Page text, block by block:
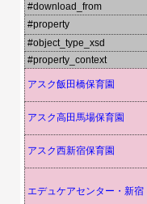
#download_from
#property
#object_type_xsd
#property_context
アスク飯田橋保育園
アスク高田馬場保育園
アスク西新宿保育園
エデュケアセンター・新宿